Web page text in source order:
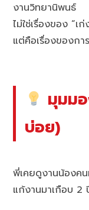
งานวิทยานิพนธ์
ไม่ใช่เรื่องของ “เ
แต่คือเรื่องของกา
มุมม
บ่อย)
พี่เคยดูงานน้องค
แก้งานมาเกือบ 2